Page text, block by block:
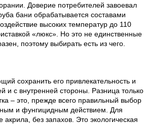
Доверие потребителей завоевал
бани обрабатывается составами
высоких температур до 110
«люкс». Но это не единственные
поэтому выбирать есть из чего.
сохранить его привлекательность и
и с внутренней стороны. Разница только
– это, прежде всего правильный выбор
и фунгицидным действием. Для
без запахов. Это экологическая